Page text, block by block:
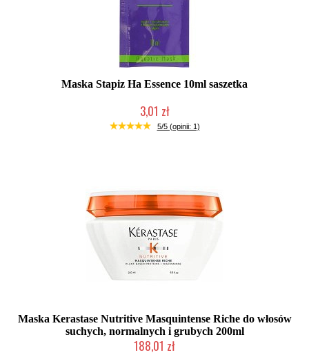
Maska Stapiz Ha Essence 10ml saszetka
3,01 zł
Duża ilość (wysyłka w 24h)
5/5 (opinii: 1)
Maska Kerastase Nutritive Masquintense Riche do włosów
suchych, normalnych i grubych 200ml
188,01 zł